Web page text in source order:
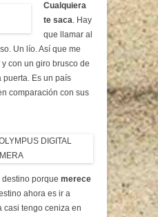
Cualquiera
te saca. Hay
que llamar al
Un lío. Así que me
y con un giro brusco de
puerta. Es un país
comparación con sus
destino porque merece
ahora es ir a
casi tengo ceniza en